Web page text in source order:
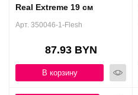
Real Extreme 19 см
Арт. 350046-1-Flesh
87.93 BYN
В корзину